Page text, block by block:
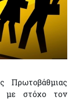
Πρωτοβάθμιας
με στόχο τον